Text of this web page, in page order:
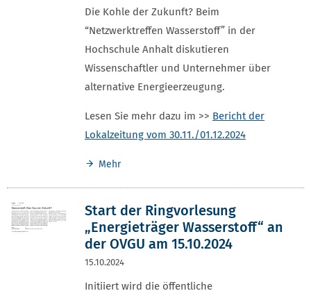
Die Kohle der Zukunft? Beim
“Netzwerktreffen Wasserstoff” in der
Hochschule Anhalt diskutieren
Wissenschaftler und Unternehmer über
alternative Energieerzeugung.
Lesen Sie mehr dazu im >> Bericht der
Lokalzeitung vom 30.11./01.12.2024
Mehr
Start der Ringvorlesung
„Energieträger Wasserstoff“ an
der OVGU am 15.10.2024
15.10.2024
Initiiert wird die öffentliche